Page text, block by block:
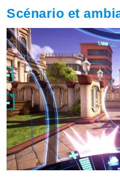
Scénario et